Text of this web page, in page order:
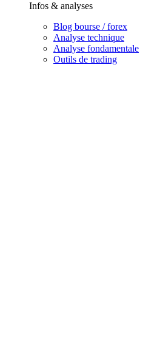
Infos & analyses
Blog bourse / forex
Analyse technique
Analyse fondamentale
Outils de trading